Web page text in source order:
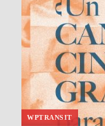
WPTRANSIT